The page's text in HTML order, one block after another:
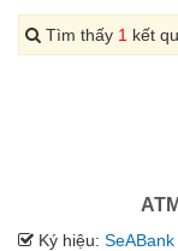
Tìm thấy 1 kết
Ký hiệu: SeABank